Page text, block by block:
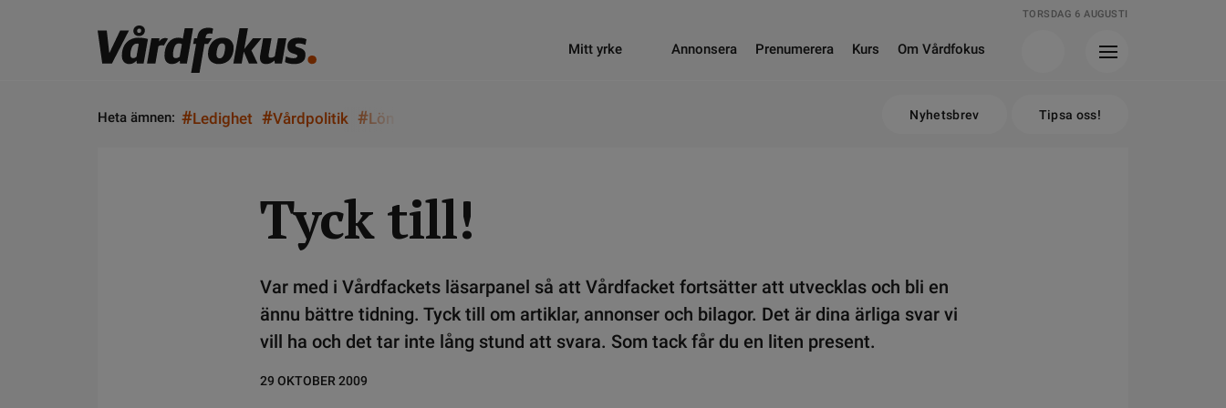
TORSDAG 6 AUGUSTI
Mitt yrke Annonsera Prenumerera Kurs Om Vårdfokus
Heta ämnen: #Ledighet #Vårdpolitik #Lön Nyhetsbrev Tipsa oss!
Tyck till!
Var med i Vårdfackets läsarpanel så att Vårdfacket fortsätter att utvecklas och bli en
ännu bättre tidning. Tyck till om artiklar, annonser och bilagor. Det är dina ärliga svar vi
vill ha och det tar inte lång stund att svara. Som tack får du en liten present.
29 OKTOBER 2009